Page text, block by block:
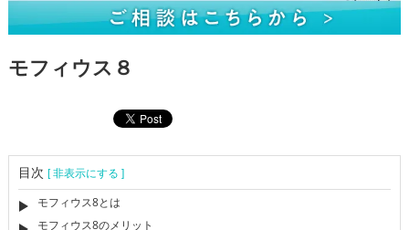
モフィウス８
目次[ 非表示にする ]
モフィウス8とは
モフィウス8のメリット